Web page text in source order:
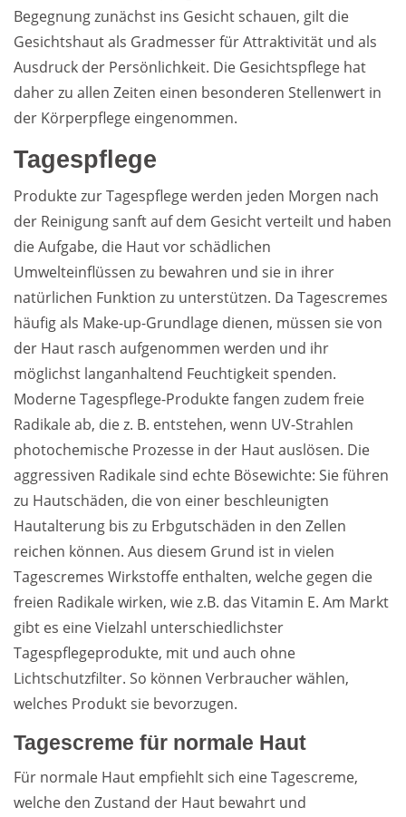
Produktsicherheit
Weiterführende
Begegnung zunächst ins Gesicht schauen, gilt die
Gesichtshaut als Gradmesser für Attraktivität und als
Ausdruck der Persönlichkeit. Die Gesichtspflege hat
daher zu allen Zeiten einen besonderen Stellenwert in
der Körperpflege eingenommen.
Tagespflege
Produkte zur Tagespflege werden jeden Morgen nach
der Reinigung sanft auf dem Gesicht verteilt und haben
die Aufgabe, die Haut vor schädlichen
Umwelteinflüssen zu bewahren und sie in ihrer
natürlichen Funktion zu unterstützen. Da Tagescremes
häufig als Make-up-Grundlage dienen, müssen sie von
der Haut rasch aufgenommen werden und ihr
möglichst langanhaltend Feuchtigkeit spenden.
Moderne Tagespflege-Produkte fangen zudem freie
Radikale ab, die z. B. entstehen, wenn UV-Strahlen
photochemische Prozesse in der Haut auslösen. Die
aggressiven Radikale sind echte Bösewichte: Sie führen
zu Hautschäden, die von einer beschleunigten
Hautalterung bis zu Erbgutschäden in den Zellen
reichen können. Aus diesem Grund ist in vielen
Tagescremes Wirkstoffe enthalten, welche gegen die
freien Radikale wirken, wie z.B. das Vitamin E. Am Markt
gibt es eine Vielzahl unterschiedlichster
Tagespflegeprodukte, mit und auch ohne
Lichtschutzfilter. So können Verbraucher wählen,
welches Produkt sie bevorzugen.
Tagescreme für normale Haut
Für normale Haut empfiehlt sich eine Tagescreme,
welche den Zustand der Haut bewahrt und